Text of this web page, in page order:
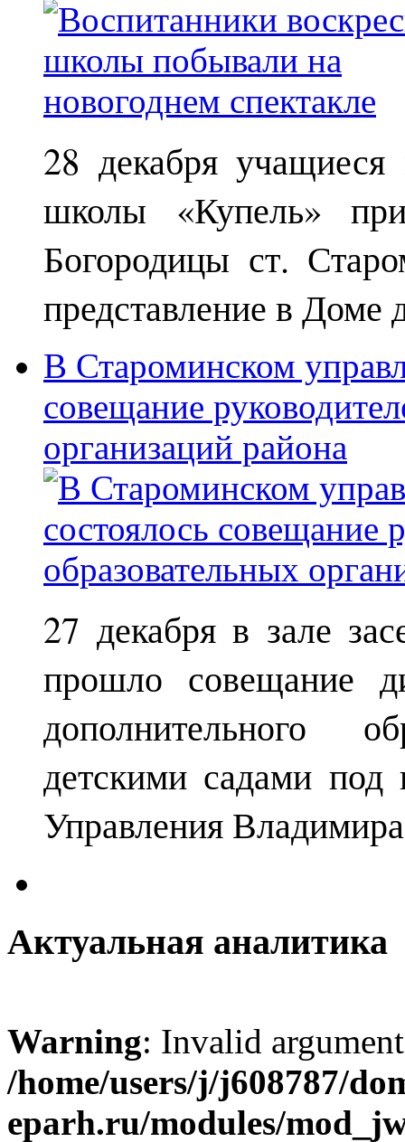
28 декабря
школы «Купель»
Богородицы ст.
представление в Доме
В Староминском
совещание
организаций района
27 декабря в зале
прошло совещание
дополнительного
детскими садами под
Управления
Актуальная аналитика
Warning: Invalid
/home/users/j/j608787/
eparh.ru/modules/